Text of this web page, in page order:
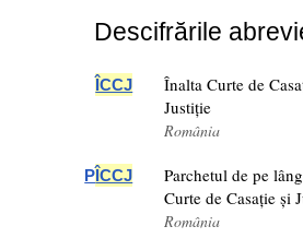
Descifrările
ÎCCJ
Înalta Curte de
Justiție
România
PÎCCJ
Parchetul de pe
Curte de Casație și
România